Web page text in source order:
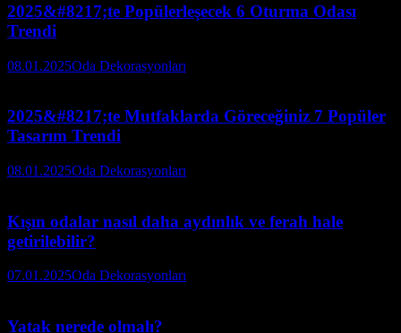
2025&#8217;te Popülerleşecek 6 Oturma Odası
Trendi
08.01.2025Oda Dekorasyonları
2025&#8217;te Mutfaklarda Göreceğiniz 7 Popüler
Tasarım Trendi
08.01.2025Oda Dekorasyonları
Kışın odalar nasıl daha aydınlık ve ferah hale
getirilebilir?
07.01.2025Oda Dekorasyonları
Yatak nerede olmalı?